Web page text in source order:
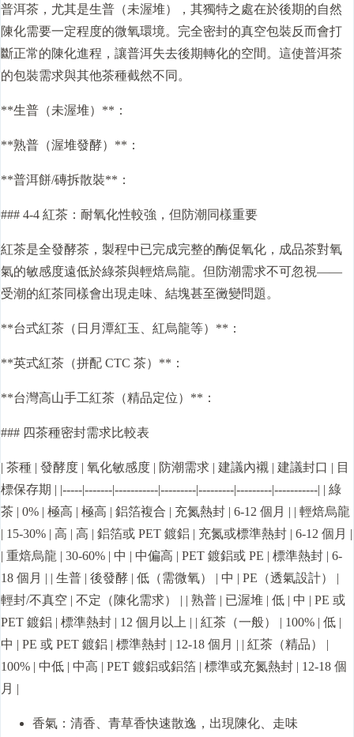
普洱茶，尤其是生普（未渥堆），其獨特之處在於後期的自然
陳化需要一定程度的微氧環境。完全密封的真空包裝反而會打
斷正常的陳化進程，讓普洱失去後期轉化的空間。這使普洱茶
的包裝需求與其他茶種截然不同。
**生普（未渥堆）**：
**熟普（渥堆發酵）**：
**普洱餅/磚拆散裝**：
### 4-4 紅茶：耐氧化性較強，但防潮同樣重要
紅茶是全發酵茶，製程中已完成完整的酶促氧化，成品茶對氧
氣的敏感度遠低於綠茶與輕焙烏龍。但防潮需求不可忽視——
受潮的紅茶同樣會出現走味、結塊甚至黴變問題。
**台式紅茶（日月潭紅玉、紅烏龍等）**：
**英式紅茶（拼配 CTC 茶）**：
**台灣高山手工紅茶（精品定位）**：
### 四茶種密封需求比較表
| 茶種 | 發酵度 | 氧化敏感度 | 防潮需求 | 建議內襯 | 建議封口 | 目
標保存期 | |-----|-------|-----------|---------|---------|---------|-----------| | 綠
茶 | 0% | 極高 | 極高 | 鋁箔複合 | 充氮熱封 | 6-12 個月 | | 輕焙烏龍
| 15-30% | 高 | 高 | 鋁箔或 PET 鍍鋁 | 充氮或標準熱封 | 6-12 個月 |
| 重焙烏龍 | 30-60% | 中 | 中偏高 | PET 鍍鋁或 PE | 標準熱封 | 6-
18 個月 | | 生普 | 後發酵 | 低（需微氧） | 中 | PE（透氣設計） |
輕封/不真空 | 不定（陳化需求） | | 熟普 | 已渥堆 | 低 | 中 | PE 或
PET 鍍鋁 | 標準熱封 | 12 個月以上 | | 紅茶（一般） | 100% | 低 |
中 | PE 或 PET 鍍鋁 | 標準熱封 | 12-18 個月 | | 紅茶（精品） |
100% | 中低 | 中高 | PET 鍍鋁或鋁箔 | 標準或充氮熱封 | 12-18 個
月 |
香氣：清香、青草香快速散逸，出現陳化、走味